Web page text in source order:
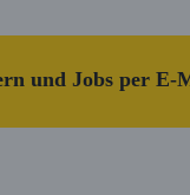
und Jobs per E-